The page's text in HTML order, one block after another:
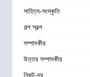
সাহিত্য-সংস্কৃতি
গল্প স্বল্প
সম্পাদকীয়
উত্তর সম্পাদকীয়
নিকট-দূর